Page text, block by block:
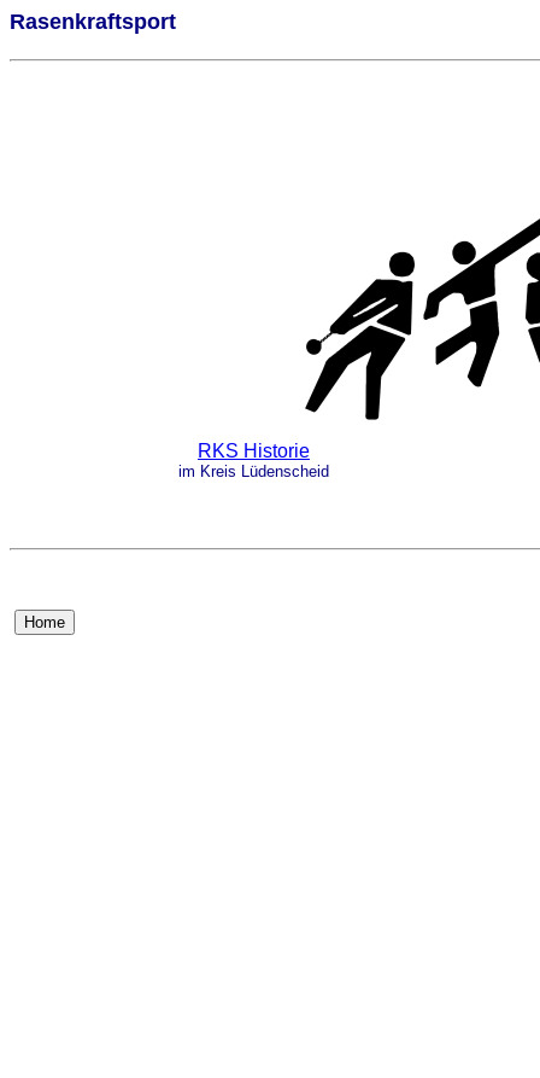
Rasenkraftsport
RKS Historie
im Kreis Lüdenscheid